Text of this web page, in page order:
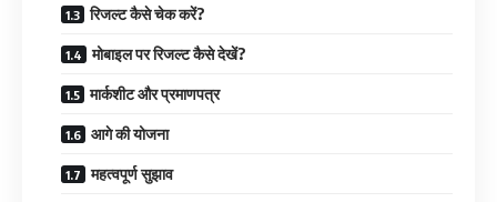
रिजल्ट कैसे चेक करें?
मोबाइल पर रिजल्ट कैसे देखें?
मार्कशीट और प्रमाणपत्र
आगे की योजना
महत्वपूर्ण सुझाव